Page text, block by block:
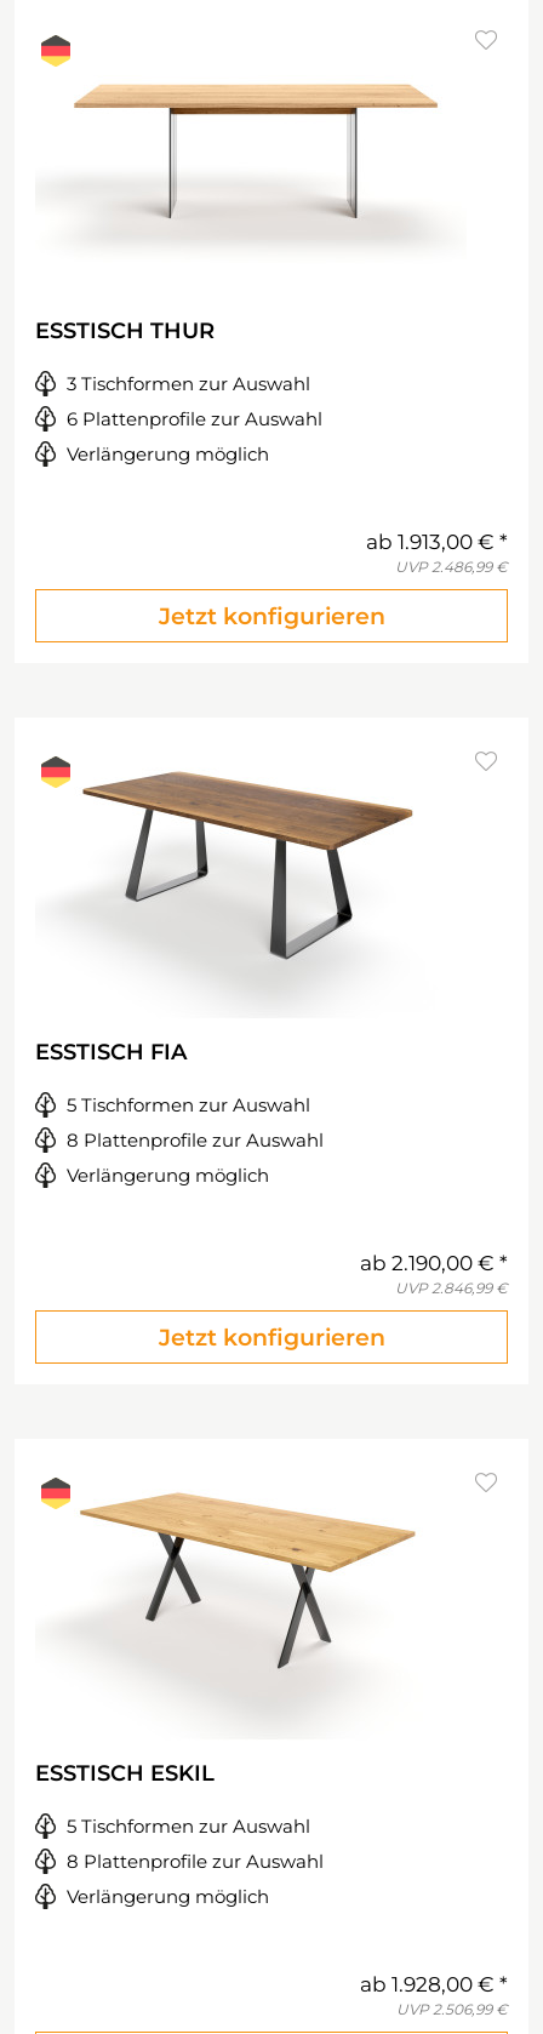
ESSTISCH THUR
3 Tischformen zur Auswahl
6 Plattenprofile zur Auswahl
Verlängerung möglich
ab 1.913,00 €
UVP 2.486,99 €
Jetzt konfigurieren
ESSTISCH FIA
5 Tischformen zur Auswahl
8 Plattenprofile zur Auswahl
Verlängerung möglich
ab 2.190,00 €
UVP 2.846,99 €
Jetzt konfigurieren
ESSTISCH ESKIL
5 Tischformen zur Auswahl
8 Plattenprofile zur Auswahl
Verlängerung möglich
ab 1.928,00 €
UVP 2.506,99 €